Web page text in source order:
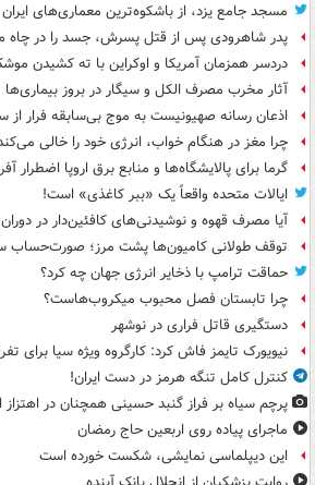
مسجد جامع یزد، از باشکوه‌ترین معماری‌های ایران
پدر شاهرودی پس از قتل پسرش، جسد را در چاه
دردسر همزمان آمریکا و اوکراین با ته کشیدن
آثار مخرب مصرف الکل و سیگار در بروز بیماری‌ها
اذعان رسانه صهیونیست به موج بی‌سابقه فرار از
چرا مغز در هنگام خواب، انرژی خود را خالی
گرما برای پالایشگاه‌ها و منابع برق اروپا اضطرار
ایالات متحده واقعاً یک «ببر کاغذی» است!
آیا مصرف قهوه و نوشیدنی‌های کافئین‌دار در
توقف طولانی کامیون‌ها پشت مرز؛ صورت‌حساب
حماقت ترامپ با ذخایر انرژی جهان چه کرد؟
چرا تابستان فصل محبوب میکروب‌هاست؟
دستگیری قاتل فراری در نوشهر
نیویورک تایمز فاش کرد: کارگروه ویژه سیا برای
کنترل کامل تنگه هرمز در دست ایران!
پرچم سیاه بر فراز گنبد حسینی همچنان در
ماجرای پیاده روی اربعین حاج رمضان
این دیپلماسی نمایشی، شکست خورده است